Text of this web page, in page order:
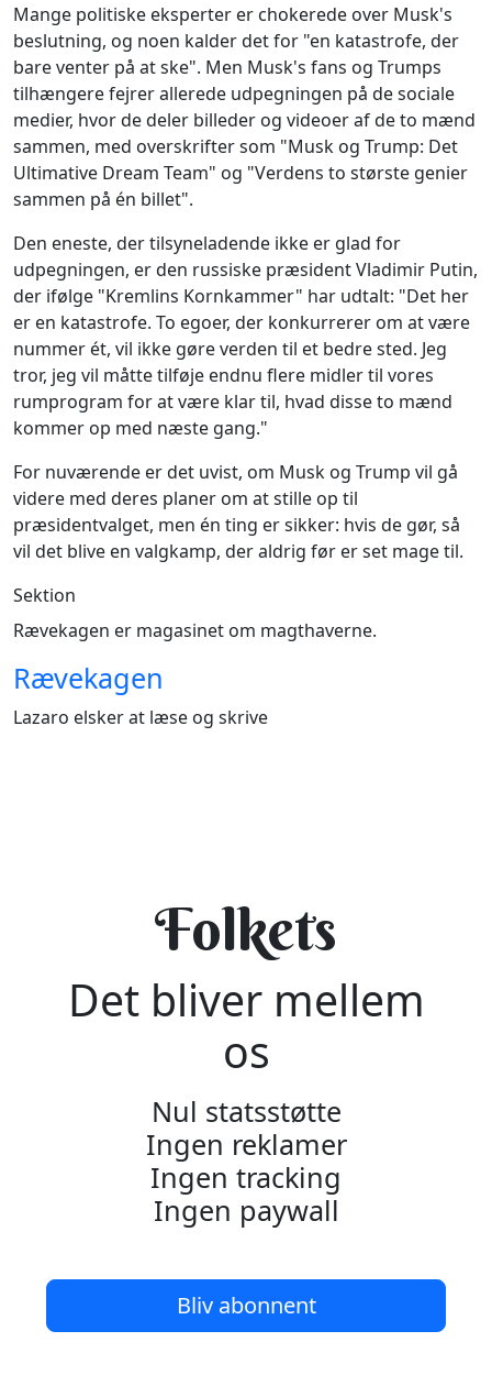
Mange politiske eksperter er chokerede over Musk's
beslutning, og noen kalder det for "en katastrofe, der
bare venter på at ske". Men Musk's fans og Trumps
tilhængere fejrer allerede udpegningen på de sociale
medier, hvor de deler billeder og videoer af de to mænd
sammen, med overskrifter som "Musk og Trump: Det
Ultimative Dream Team" og "Verdens to største genier
sammen på én billet".
Den eneste, der tilsyneladende ikke er glad for
udpegningen, er den russiske præsident Vladimir Putin,
der ifølge "Kremlins Kornkammer" har udtalt: "Det her
er en katastrofe. To egoer, der konkurrerer om at være
nummer ét, vil ikke gøre verden til et bedre sted. Jeg
tror, jeg vil måtte tilføje endnu flere midler til vores
rumprogram for at være klar til, hvad disse to mænd
kommer op med næste gang."
For nuværende er det uvist, om Musk og Trump vil gå
videre med deres planer om at stille op til
præsidentvalget, men én ting er sikker: hvis de gør, så
vil det blive en valgkamp, der aldrig før er set mage til.
Sektion
Rævekagen er magasinet om magthaverne.
Rævekagen
Lazaro elsker at læse og skrive
Folkets
Det bliver mellem
os
Nul statsstøtte
Ingen reklamer
Ingen tracking
Ingen paywall
Bliv abonnent